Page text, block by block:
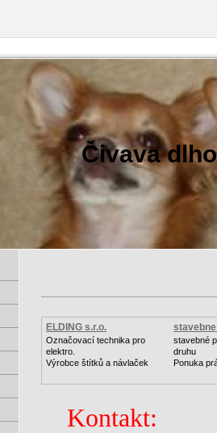
Čivava
ELDING s.r.o.
Označovací technika pro
elektro.
Výrobce štítků a návlaček
stavebné
druhu
Ponuka
Kontakt: